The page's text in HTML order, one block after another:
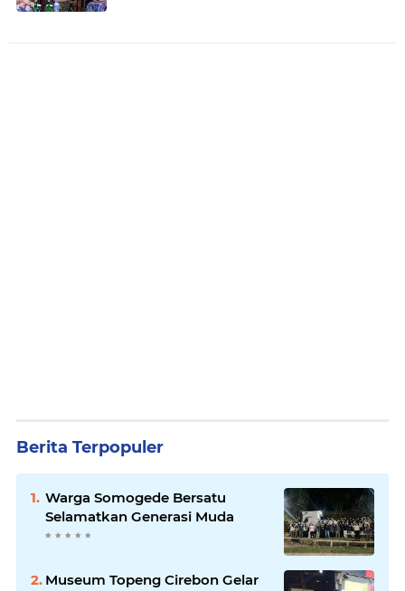
Berita Terpopuler
Warga Somogede Bersatu
Selamatkan Generasi Muda
Museum Topeng Cirebon Gelar